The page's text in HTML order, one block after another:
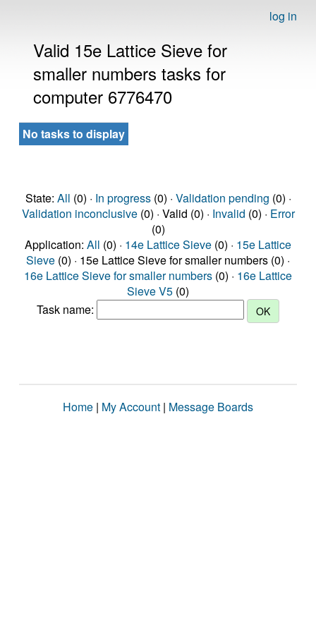
log in
Valid 15e Lattice Sieve for
smaller numbers tasks for
computer 6776470
No tasks to display
State: All (0) · In progress(0) · Validation pending (0) ·
Validation inconclusive(0) · Valid (0) · Invalid (0) · Error
(0)
Application: All (0) · 14e Lattice Sieve (0) · 15e Lattice
Sieve (0) · 15e Lattice Sieve for smaller numbers (0) ·
16e Lattice Sieve for smaller numbers (0) · 16e Lattice
Sieve V5 (0)
Task name:
Home | My Account | Message Boards